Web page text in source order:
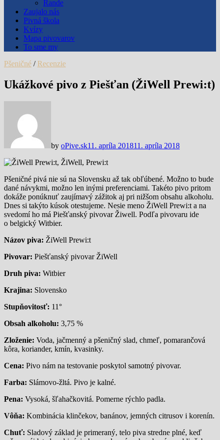
Rande
Zaujalo nás
Pivná škola
Kvízy
Mapa pivovarov
To sme my
Pšeničné / Recenzie
Ukážkové pivo z Piešťan (ŽiWell Prewi:t)
by oPive.sk11. apríla 201811. apríla 2018
Pšeničné pivá nie sú na Slovensku až tak obľúbené. Možno to bude
dané návykmi, možno len inými preferenciami. Takéto pivo pritom
dokáže ponúknuť zaujímavý zážitok aj pri nižšom obsahu alkoholu.
Dnes si takýto kúsok otestujeme. Nesie meno ŽiWell Prewi:t a na
svedomí ho má Piešťanský pivovar Žiwell. Podľa pivovaru ide
o belgický Witbier.
Názov piva: ŽiWell Prewi:t
Pivovar: Piešťanský pivovar ŽiWell
Druh piva: Witbier
Krajina: Slovensko
Stupňovitosť: 11°
Obsah alkoholu: 3,75 %
Zloženie: Voda, jačmenný a pšeničný slad, chmeľ, pomarančová
kôra, koriander, kmín, kvasinky.
Cena: Pivo nám na testovanie poskytol samotný pivovar.
Farba: Slámovo-žltá. Pivo je kalné.
Pena: Vysoká, šľahačkovitá. Pomerne rýchlo padla.
Vôňa: Kombinácia klinčekov, banánov, jemných citrusov i korenín.
Chuť: Sladový základ je primeraný, telo piva stredne plné, keď